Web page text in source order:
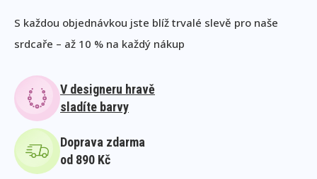
S každou objednávkou jste blíž trvalé slevě pro naše
srdcaře – až 10 % na každý nákup
V designeru hravě
sladíte barvy
Doprava zdarma
od 890 Kč